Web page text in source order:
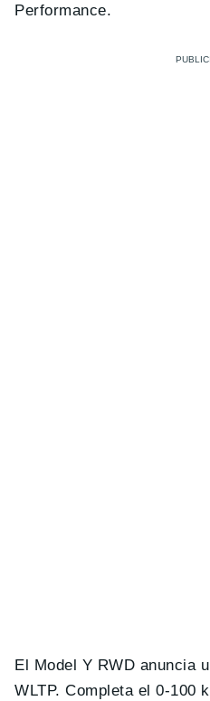
Performance.
El Model Y RWD anuncia
WLTP. Completa el 0-100